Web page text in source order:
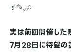
す✎𓈒𓂂𓏸
実は前回開催した
7月28日に待望の